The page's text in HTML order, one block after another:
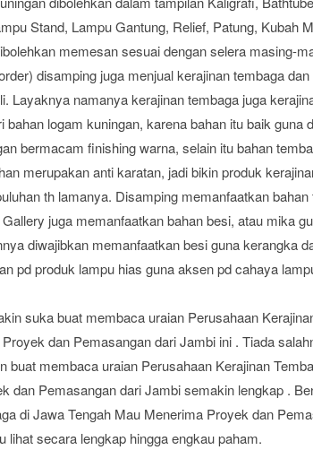
Stand, Lampu Gantung, Relief, Patung, Kubah
memesan sesuai dengan selera masing-
disamping juga menjual kerajinan tembaga
Layaknya namanya kerajinan tembaga juga
bahan logam kuningan, karena bahan itu baik guna
bermacam finishing warna, selain itu bahan
merupakan anti karatan, jadi bikin produk
th lamanya. Disamping memanfaatkan bahan
juga memanfaatkan bahan besi, atau mika
diwajibkan memanfaatkan besi guna kerangka
pd produk lampu hias guna aksen pd cahaya
suka buat membaca uraian Perusahaan
dan Pemasangan dari Jambi ini . Tiada
buat membaca uraian Perusahaan Kerajinan
dan Pemasangan dari Jambi semakin lengkap .
di Jawa Tengah Mau Menerima Proyek dan
lihat secara lengkap hingga engkau paham.